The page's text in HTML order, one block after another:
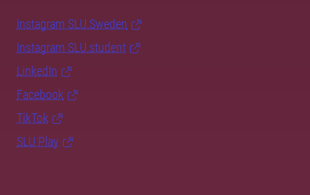
Instagram SLU.Sweden
Instagram SLU.student
LinkedIn
Facebook
TikTok
SLU Play